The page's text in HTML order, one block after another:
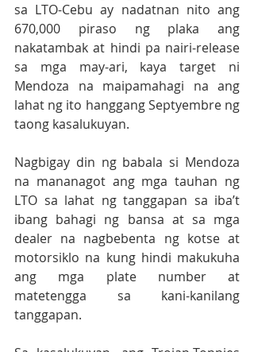
sa LTO-Cebu ay nadatnan nito ang
670,000 piraso ng plaka ang
nakatambak at hindi pa nairi-release
sa mga may-ari, kaya target ni
Mendoza na maipamahagi na ang
lahat ng ito hanggang Septyembre ng
taong kasalukuyan.
Nagbigay din ng babala si Mendoza
na mananagot ang mga tauhan ng
LTO sa lahat ng tanggapan sa iba’t
ibang bahagi ng bansa at sa mga
dealer na nagbebenta ng kotse at
motorsiklo na kung hindi makukuha
ang mga plate number at
matetengga sa kani-kanilang
tanggapan.